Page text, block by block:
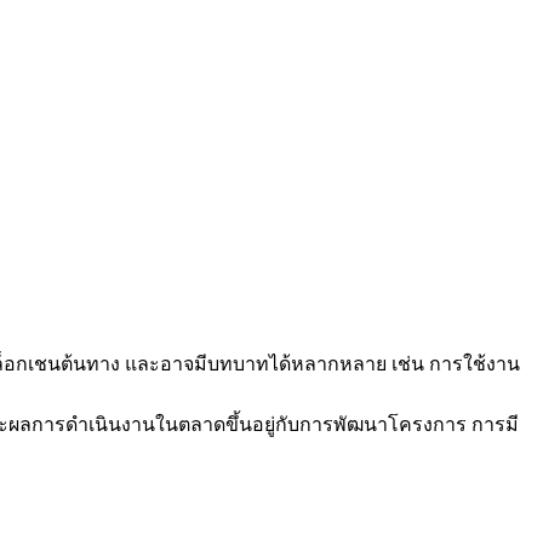
กเชนต้นทาง และอาจมีบทบาทได้หลากหลาย เช่น การใช้งาน
ลการดำเนินงานในตลาดขึ้นอยู่กับการพัฒนาโครงการ การมี